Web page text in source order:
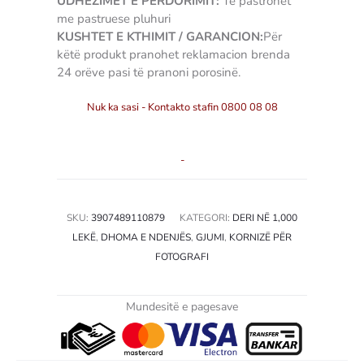
me pastruese pluhuri
KUSHTET E KTHIMIT / GARANCION:Për
këtë produkt pranohet reklamacion brenda
24 orëve pasi të pranoni porosinë.
Nuk ka sasi - Kontakto stafin 0800 08 08
-
SKU: 3907489110879 KATEGORI: DERI NË 1,000
LEKË, DHOMA E NDENJËS, GJUMI, KORNIZË PËR
FOTOGRAFI
Mundesitë e pagesave